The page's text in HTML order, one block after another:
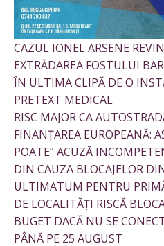
CAZUL IONEL ARSENE
EXTRĂDAREA FOSTULUI
ÎN ULTIMA CLIPĂ DE O
PRETEXT MEDICAL
RISC MAJOR CA
FINANȚAREA EUROPEANĂ:
POATE” ACUZĂ
DIN CAUZA BLOCAJELOR
ULTIMATUM PENTRU
DE LOCALITĂȚI RISCĂ
BUGET DACĂ NU SE
PÂNĂ PE 25 AUGUST